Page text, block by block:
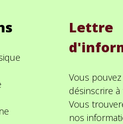
Lettre
Vous
désinscrire
Vous
nos